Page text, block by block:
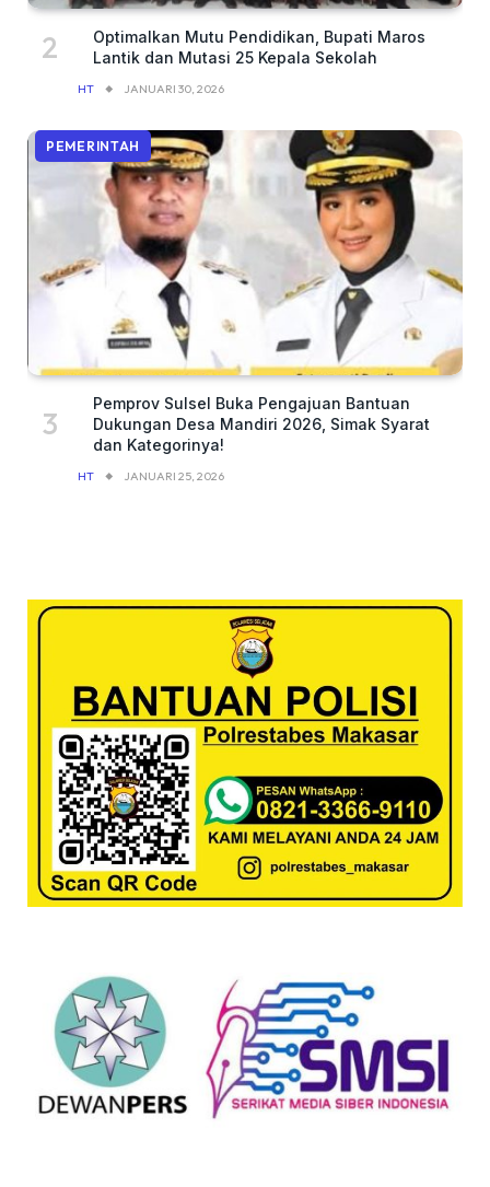
Optimalkan Mutu Pendidikan, Bupati Maros
Lantik dan Mutasi 25 Kepala Sekolah
HT JANUARI 30, 2026
PEMERINTAH
Pemprov Sulsel Buka Pengajuan Bantuan
Dukungan Desa Mandiri 2026, Simak Syarat
dan Kategorinya!
HT JANUARI 25, 2026